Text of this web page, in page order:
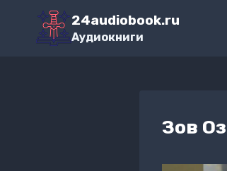
Перейти
содержимому
24audiobook.ru
Аудиокниги
Зов